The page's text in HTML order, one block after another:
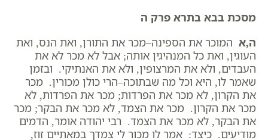
מסכת בבא בתרא פרק ה
ה,א המוכר את הספינה–מכר את התורן, ואת הנס, ואת
העוגין, ואת כל המנהיגין אותה; אבל לא מכר לא את
העבדים, ולא את המרצופין, ולא את האנתיקי. ובזמן
שאמר לו, היא וכל מה שבתוכה–הרי כולן מכורין. מכר
את הקרון, לא מכר את הפרדות; מכר את הפרדות, לא
מכר את הקרון. מכר את הצמד, לא מכר את הבקר; מכר
את הבקר, לא מכר את הצמד. רבי יהודה אומר, הדמים
מודיעים. כיצד: אמר לו מכור לי צמדך במאתיים זוז,